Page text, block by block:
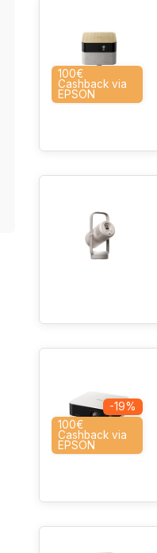
100€
Cashback via
EPSON
-19%
100€
Cashback via
EPSON